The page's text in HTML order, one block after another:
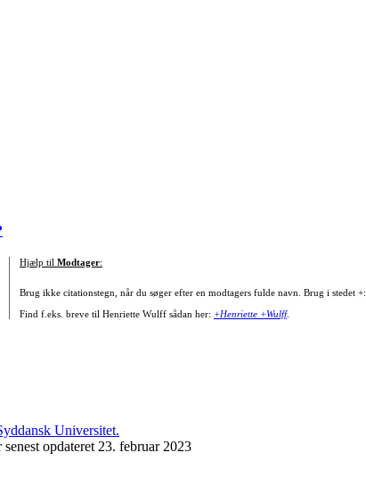
Hjælp til Modtager:
Brug ikke citationstegn, når du søger efter en modtagers fulde navn. Brug i stedet +:
Find f.eks. breve til Henriette Wulff sådan her: +Henriette +Wulff.
opdateret 23. februar 2023